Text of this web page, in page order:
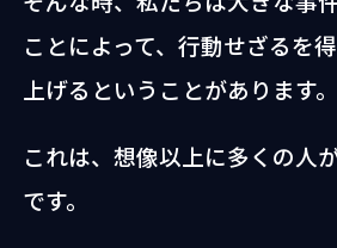
ことによって、行動せざるを
上げるということがあります。
これは、想像以上に多くの人
です。